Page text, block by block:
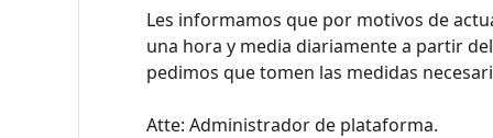
Les informamos que por motivos de
una hora y media diariamente a partir
pedimos que tomen las medidas
Atte: Administrador de plataforma.